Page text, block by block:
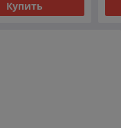
Купить